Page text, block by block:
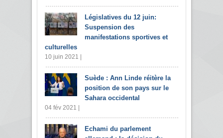
Législatives du 12 juin:
Suspension des
manifestations sportives et
culturelles
10 juin 2021 |
Suède : Ann Linde réitère la
position de son pays sur le
Sahara occidental
04 fév 2021 |
Echami du parlement